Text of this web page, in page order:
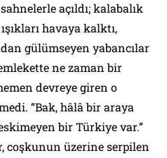
açıldı; kalabalık
havaya kalktı,
gülümseyen yabancılar
ne zaman bir
devreye giren o
“Bak, hâlâ bir araya
bir Türkiye var.”
coşkunun üzerine serpilen